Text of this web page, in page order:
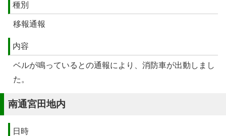
種別
移報通報
内容
ベルが鳴っているとの通報により、消防車が出動しまし
た。
南通宮田地内
日時